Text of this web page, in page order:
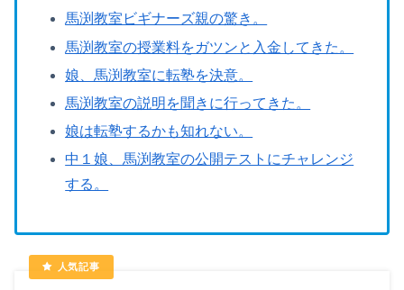
馬渕教室ビギナーズ親の驚き。
馬渕教室の授業料をガツンと入金してきた。
娘、馬渕教室に転塾を決意。
馬渕教室の説明を聞きに行ってきた。
娘は転塾するかも知れない。
中１娘、馬渕教室の公開テストにチャレンジ
する。